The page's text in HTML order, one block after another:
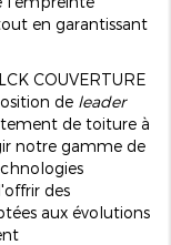
en garantissant
COUVERTURE
de leader
de toiture à
notre gamme de
des
aux évolutions